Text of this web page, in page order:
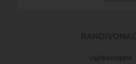
Ügyfélszolgálat